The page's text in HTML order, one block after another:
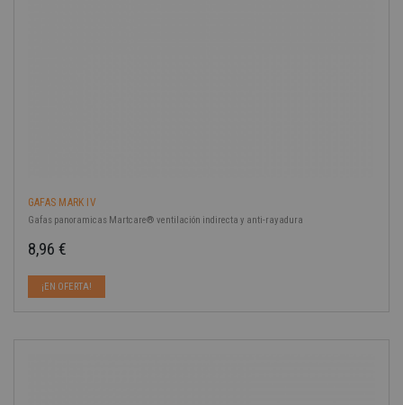
GAFAS MARK IV
Gafas panoramicas Martcare® ventilación indirecta y anti-rayadura
8,96 €
¡EN OFERTA!